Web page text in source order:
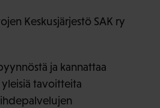
Keskusjärjestö SAK ry
ja kannattaa
tavoitteita